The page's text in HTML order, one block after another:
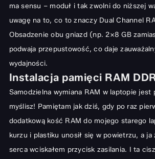
ma sensu – moduł i tak zwolni do niższej
uwagę na to, co to znaczy Dual Channel
Obsadzenie obu gniazd (np. 2×8 GB
podwaja przepustowość, co daje
wydajności.
Instalacja pamięci RAM
Samodzielna wymiana RAM w laptopie jest
myślisz! Pamiętam jak dziś, gdy po raz
dodatkową kość RAM do mojego starego
kurzu i plastiku unosił się w powietrzu, a ja
serca wciskałem przycisk zasilania. I ta